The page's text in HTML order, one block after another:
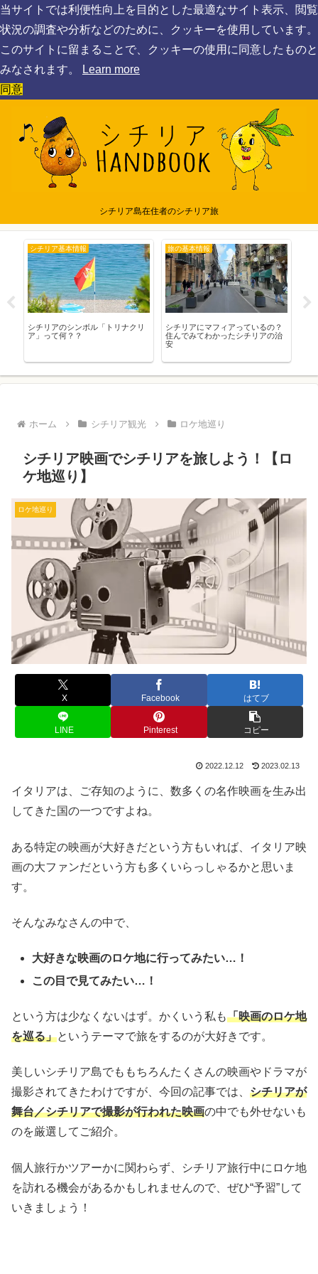
当サイトでは利便性向上を目的とした最適なサイト表示、閲覧
状況の調査や分析などのために、クッキーを使用しています。
このサイトに留まることで、クッキーの使用に同意したものと
みなされます。
Learn more
同意
シチリア島在住者のシチリア旅
ロケ地巡り
『ゴッド・ファーザー』のロケ地
を巡る！【※ネタバレ注意】
シチリアの世界遺産
【世界遺産】チェファルで街歩き
【旅レポ】
ホーム シチリア観光 ロケ地巡り
シチリア映画でシチリアを旅しよう！【ロ
ケ地巡り】
ロケ地巡り
X Facebook はてブ
LINE Pinterest コピー
2022.12.12 2023.02.13
イタリアは、ご存知のように、数多くの名作映画を生み出
してきた国の一つですよね。
ある特定の映画が大好きだという方もいれば、イタリア映
画の大ファンだという方も多くいらっしゃるかと思いま
す。
そんなみなさんの中で、
大好きな映画のロケ地に行ってみたい…！
この目で見てみたい…！
という方は少なくないはず。かくいう私も「映画のロケ地
を巡る」というテーマで旅をするのが大好きです。
美しいシチリア島でももちろんたくさんの映画やドラマが
撮影されてきたわけですが、今回の記事では、 シチリアが
舞台／シチリアで撮影が行われた映画の中でも外せないも
のを厳選してご紹介。
個人旅行かツアーかに関わらず、シチリア旅行中にロケ地
を訪れる機会があるかもしれませんので、ぜひ“予習”して
いきましょう！